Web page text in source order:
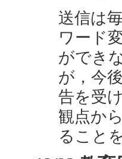
送信は
ワード
ができ
が，今
告を受
観点か
ること